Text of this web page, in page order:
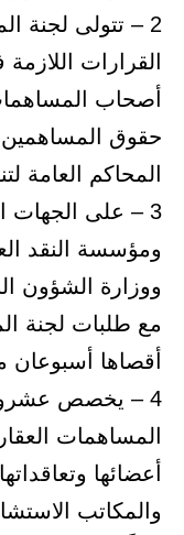
2 – تتولى لجنة
القرارات
أصحاب
حقوق المساهمين
المحاكم العامة
3 – على الجهات
ومؤسسة النقد
ووزارة الشؤون
مع طلبات لجنة
أقصاها
4 – يخصص
المساهمات
أعضائها
والمكاتب